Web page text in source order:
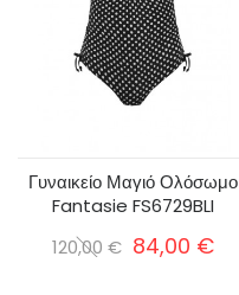
Γυναικείο Μαγιό Ολόσωμο
Fantasie FS6729BLI
120,00 € 84,00 €